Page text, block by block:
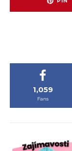
1,059
Fans